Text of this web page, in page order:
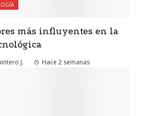
más influyentes en la
J. Hace 2 semanas